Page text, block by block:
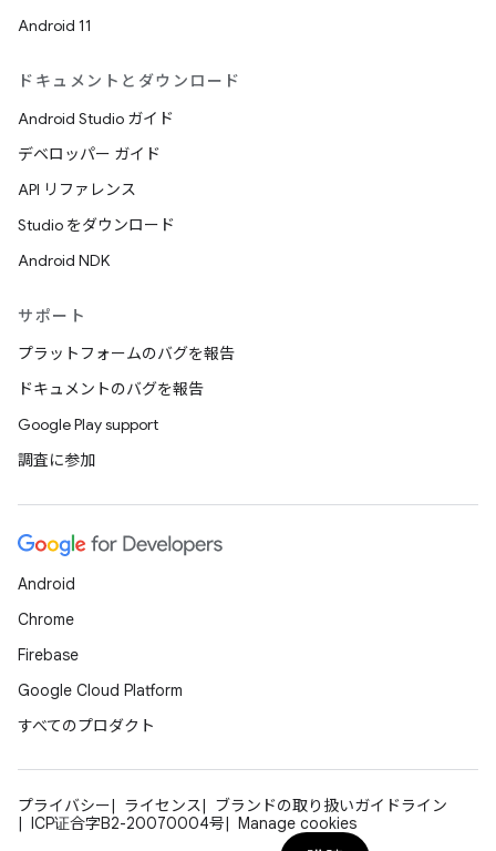
Android 11
ドキュメントとダウンロード
Android Studio ガイド
デベロッパー ガイド
API リファレンス
Studio をダウンロード
Android NDK
サポート
プラットフォームのバグを報告
ドキュメントのバグを報告
Google Play support
調査に参加
Android
Chrome
Firebase
Google Cloud Platform
すべてのプロダクト
プライバシー ライセンス
ブランドの取り扱いガイドライン
ICP证合字B2-20070004号
Manage cookies